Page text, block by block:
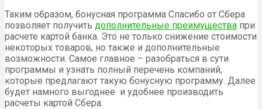
Таким образом, бонусная программа Спасибо от Сбера
позволяет получить дополнительные преимущества при
расчете картой банка. Это не только снижение стоимости
некоторых товаров, но также и дополнительные
возможности. Самое главное – разобраться в сути
программы и узнать полный перечень компаний,
которые предлагают такую бонусную программу. Далее
будет намного выгоднее и удобнее производить
расчеты картой Сбера.